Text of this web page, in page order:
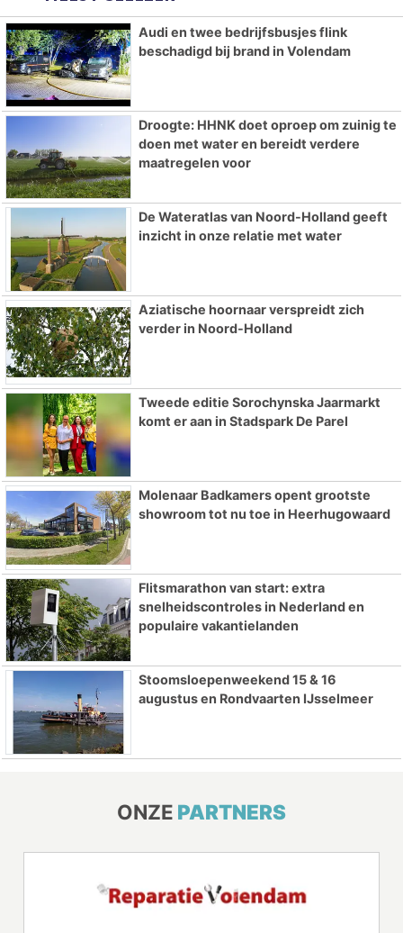
Audi en twee bedrijfsbusjes flink
beschadigd bij brand in Volendam
Droogte: HHNK doet oproep om zuinig te
doen met water en bereidt verdere
maatregelen voor
De Wateratlas van Noord-Holland geeft
inzicht in onze relatie met water
Aziatische hoornaar verspreidt zich
verder in Noord-Holland
Tweede editie Sorochynska Jaarmarkt
komt er aan in Stadspark De Parel
Molenaar Badkamers opent grootste
showroom tot nu toe in Heerhugowaard
Flitsmarathon van start: extra
snelheidscontroles in Nederland en
populaire vakantielanden
Stoomsloepenweekend 15 & 16
augustus en Rondvaarten IJsselmeer
ONZE PARTNERS